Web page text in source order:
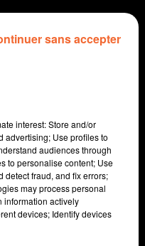
13 sec
interest: Store and/or
advertising; Use profiles to
audiences through
to personalise content; Use
detect fraud, and fix errors;
may process personal
information actively
devices; Identify devices
sans accepter